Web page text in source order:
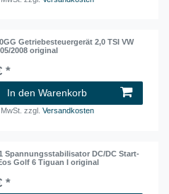
Getriebesteuergerät 2,0 TSI VW
2008 original
*
In den Warenkorb
zzgl.Versandkosten
Spannungsstabilisator DC/DC Start-
Golf 6 Tiguan I original
*